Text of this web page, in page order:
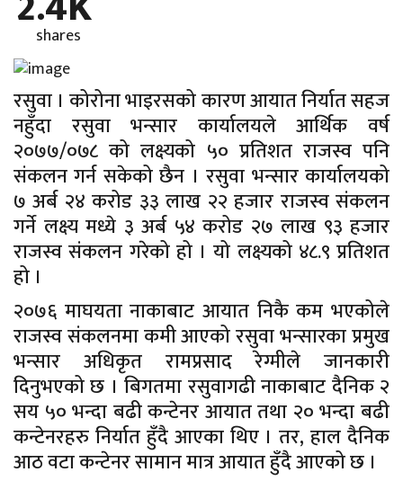
shares
रसुवा । कोरोना भाइरसको कारण आयात निर्यात सहज
नहुँदा रसुवा भन्सार कार्यालयले आर्थिक वर्ष
२०७७/०७८ को लक्ष्यको ५० प्रतिशत राजस्व पनि
संकलन गर्न सकेको छैन । रसुवा भन्सार कार्यालयको
७ अर्ब २४ करोड ३३ लाख २२ हजार राजस्व संकलन
गर्ने लक्ष्य मध्ये ३ अर्ब ५४ करोड २७ लाख ९३ हजार
राजस्व संकलन गरेको हो । यो लक्ष्यको ४८.९ प्रतिशत
हो ।
२०७६ माघयता नाकाबाट आयात निकै कम भएकोले
राजस्व संकलनमा कमी आएको रसुवा भन्सारका प्रमुख
भन्सार अधिकृत रामप्रसाद रेग्मीले जानकारी
दिनुभएको छ । बिगतमा रसुवागढी नाकाबाट दैनिक २
सय ५० भन्दा बढी कन्टेनर आयात तथा २० भन्दा बढी
कन्टेनरहरु निर्यात हुँदै आएका थिए । तर, हाल दैनिक
आठ वटा कन्टेनर सामान मात्र आयात हुँदै आएको छ ।